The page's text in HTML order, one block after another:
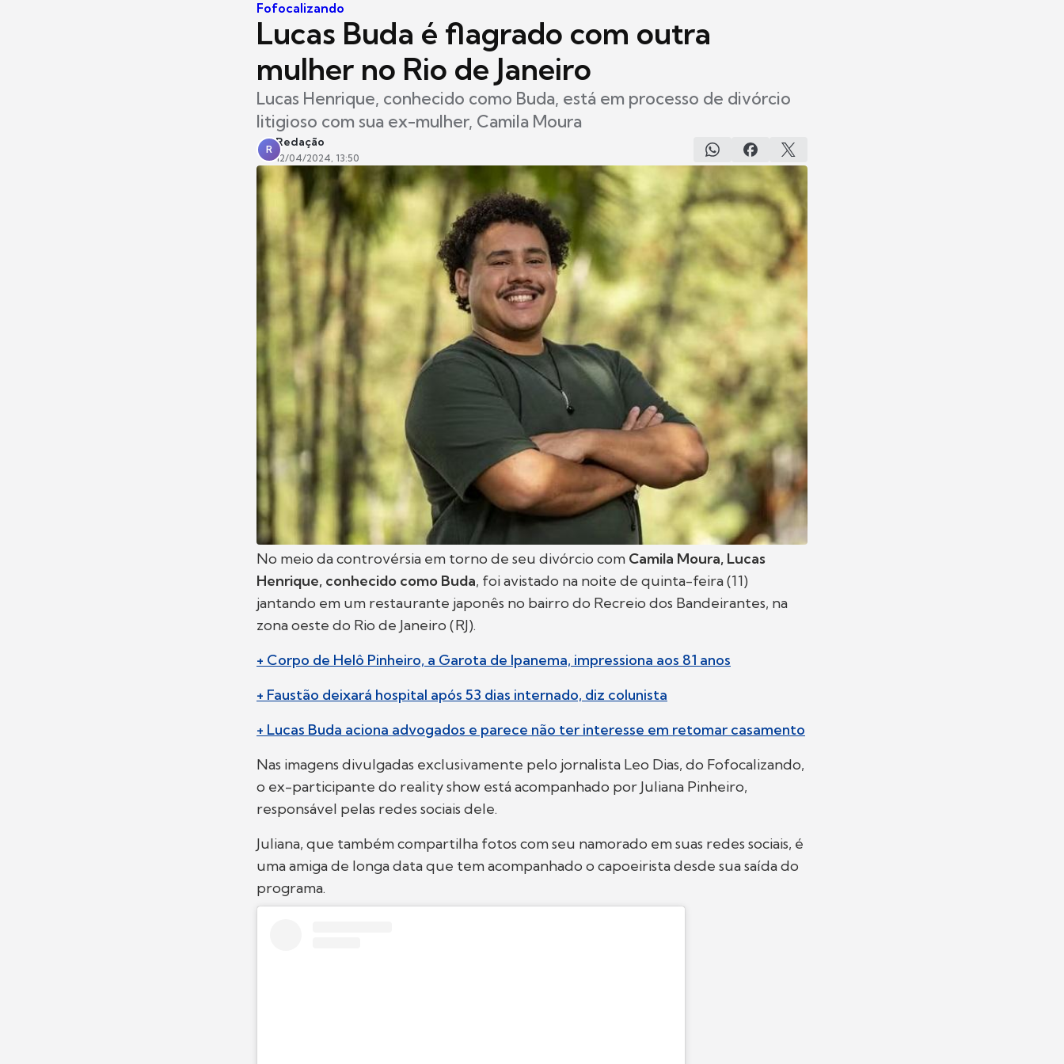
Fofocalizando
Lucas Buda é flagrado com outra
mulher no Rio de Janeiro
Lucas Henrique, conhecido como Buda, está em processo de divórcio
litigioso com sua ex-mulher, Camila Moura
R
Redação
12/04/2024, 13:50
No meio da controvérsia em torno de seu divórcio com Camila Moura, Lucas
Henrique, conhecido como Buda, foi avistado na noite de quinta-feira (11)
jantando em um restaurante japonês no bairro do Recreio dos Bandeirantes, na
zona oeste do Rio de Janeiro (RJ).
+ Corpo de Helô Pinheiro, a Garota de Ipanema, impressiona aos 81 anos
+ Faustão deixará hospital após 53 dias internado, diz colunista
+ Lucas Buda aciona advogados e parece não ter interesse em retomar casamento
Nas imagens divulgadas exclusivamente pelo jornalista Leo Dias, do Fofocalizando,
o ex-participante do reality show está acompanhado por Juliana Pinheiro,
responsável pelas redes sociais dele.
Juliana, que também compartilha fotos com seu namorado em suas redes sociais, é
uma amiga de longa data que tem acompanhado o capoeirista desde sua saída do
programa.